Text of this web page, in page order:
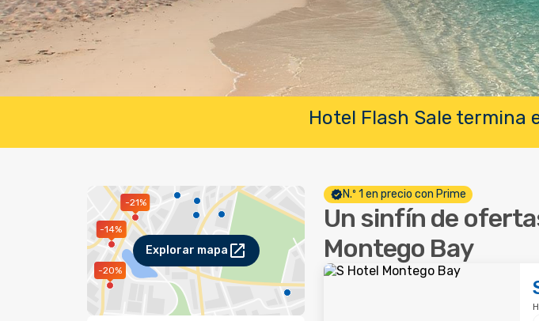
Hotel Flash Sale termina
-21%
-20%
-14%
Explorar mapa
N.º 1 en precio con Prime
Un sinfín de
Montego Bay